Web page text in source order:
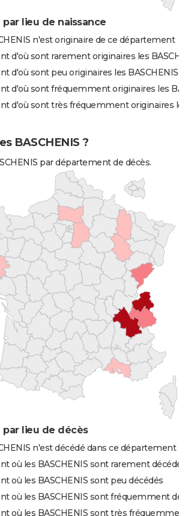
par lieu de naissance
n'est originaire de ce département
d'où sont rarement originaires les
d'où sont peu originaires les BASCHENIS
d'où sont fréquemment originaires les
d'où sont très fréquemment originaires
BASCHENIS ?
par département de décès.
par lieu de décès
n'est décédé dans ce département
où les BASCHENIS sont rarement
où les BASCHENIS sont peu décédés
où les BASCHENIS sont fréquemment
où les BASCHENIS sont très